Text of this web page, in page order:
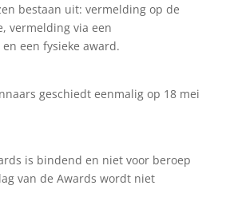
bestaan uit: vermelding op de
vermelding via een
een fysieke award.
geschiedt eenmalig op 18 mei
is bindend en niet voor beroep
van de Awards wordt niet